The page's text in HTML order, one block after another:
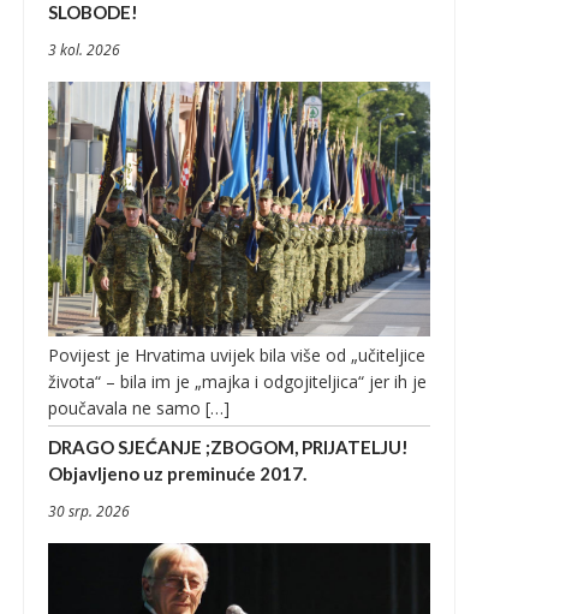
SLOBODE!
3 kol. 2026
Povijest je Hrvatima uvijek bila više od „učiteljice
života“ – bila im je „majka i odgojiteljica“ jer ih je
poučavala ne samo […]
DRAGO SJEĆANJE ;ZBOGOM, PRIJATELJU!
Objavljeno uz preminuće 2017.
30 srp. 2026